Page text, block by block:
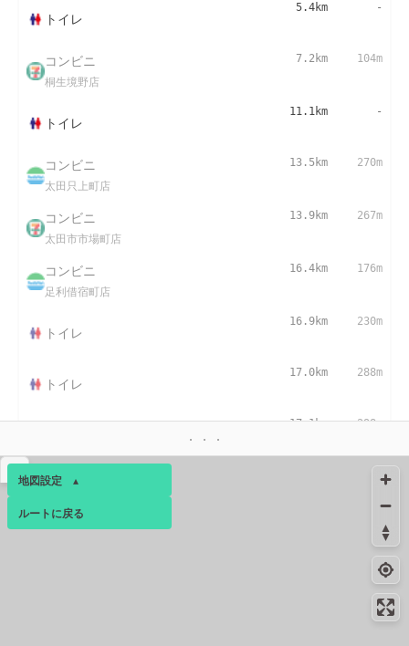
トイレ
5.4km -
コンビニ
桐生境野店
7.2km 104m
トイレ
11.1km -
コンビニ
太田只上町店
13.5km 270m
コンビニ
太田市市場町店
13.9km 267m
コンビニ
足利借宿町店
16.4km 176m
トイレ
16.9km 230m
トイレ
17.0km 288m
17.1km 298m
地図設定 ▴
ベース ▴
ルートに戻る